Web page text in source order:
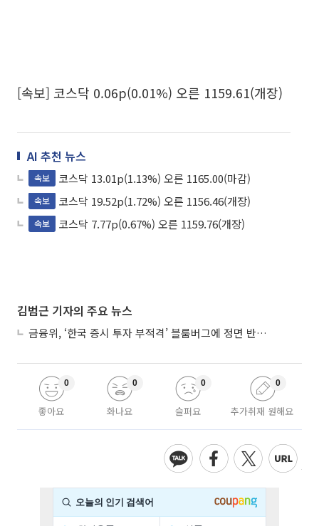
[속보] 코스닥 0.06p(0.01%) 오른 1159.61(개장)
AI 추천 뉴스
속보 코스닥 13.01p(1.13%) 오른 1165.00(마감)
속보 코스닥 19.52p(1.72%) 오른 1156.46(개장)
속보 코스닥 7.77p(0.67%) 오른 1159.76(개장)
김범근 기자의 주요 뉴스
금융위, ‘한국 증시 투자 부적격’ 블룸버그에 정면 반박…“근거 불분명”
좋아요
0
화나요
0
슬퍼요
0
추가취재 원해요
0